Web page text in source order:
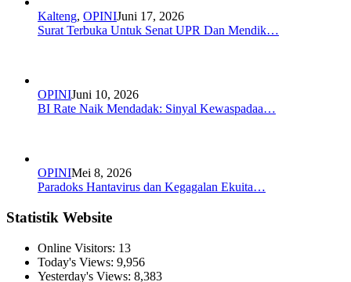
Kalteng, OPINIJuni 17, 2026
Surat Terbuka Untuk Senat UPR Dan Mendik…
OPINIJuni 10, 2026
BI Rate Naik Mendadak: Sinyal Kewaspadaa…
OPINIMei 8, 2026
Paradoks Hantavirus dan Kegagalan Ekuita…
Statistik Website
Online Visitors: 13
Today's Views: 9,956
Yesterday's Views: 8,383